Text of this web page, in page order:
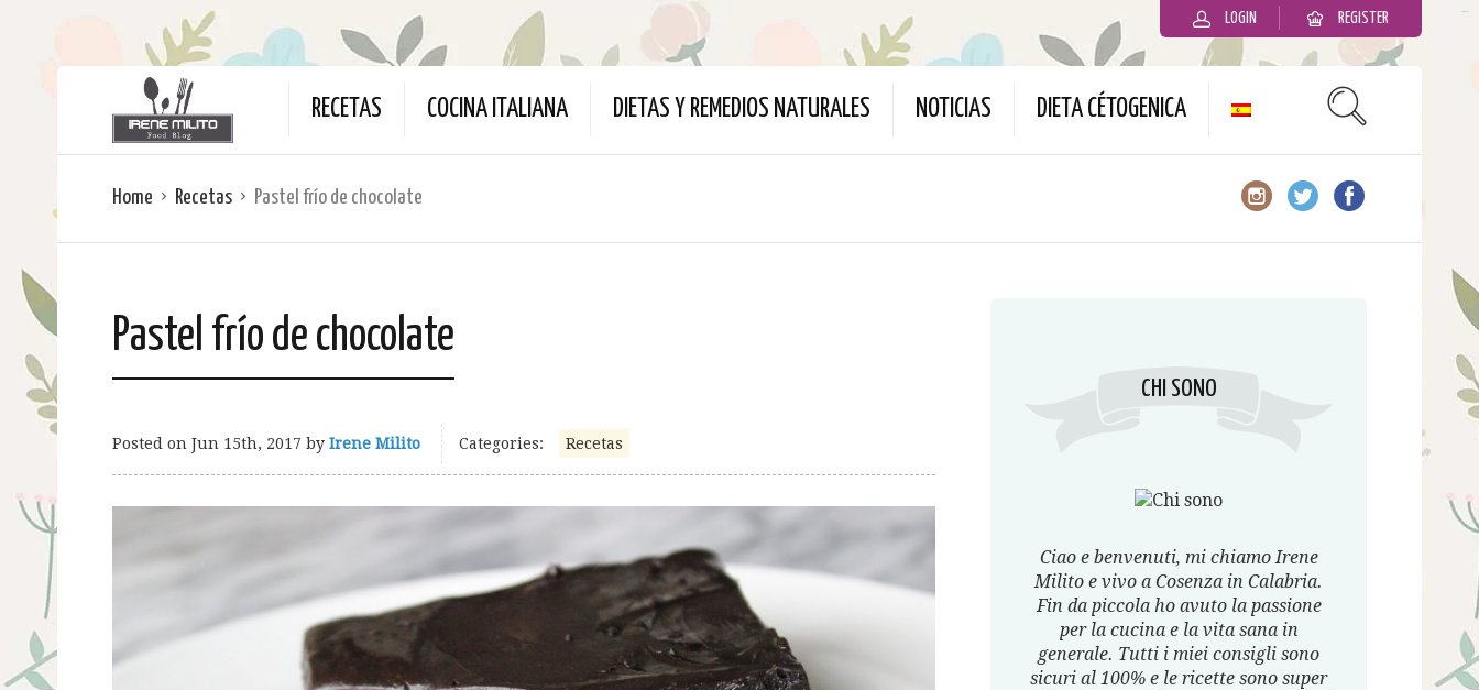
LOGIN REGISTER
RECETAS COCINA ITALIANA DIETAS Y REMEDIOS NATURALES NOTICIAS DIETA CÉTOGENICA
Home Recetas Pastel frío de chocolate
Pastel frío de chocolate
Posted on Jun 15th, 2017 by Irene Milito Categories: Recetas
CHI SONO
Ciao e benvenuti, mi chiamo Irene
Milito e vivo a Cosenza in Calabria.
Fin da piccola ho avuto la passione
per la cucina e la vita sana in
generale. Tutti i miei consigli sono
sicuri al 100% e le ricette sono super